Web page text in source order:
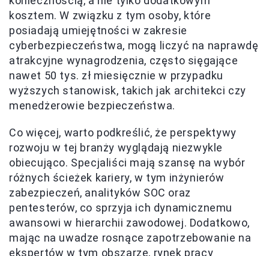
kosztem. W związku z tym osoby, które
posiadają umiejętności w zakresie
cyberbezpieczeństwa, mogą liczyć na naprawdę
atrakcyjne wynagrodzenia, często sięgające
nawet 50 tys. zł miesięcznie w przypadku
wyższych stanowisk, takich jak architekci czy
menedżerowie bezpieczeństwa.
Co więcej, warto podkreślić, że perspektywy
rozwoju w tej branży wyglądają niezwykle
obiecująco. Specjaliści mają szansę na wybór
różnych ścieżek kariery, w tym inżynierów
zabezpieczeń, analityków SOC oraz
pentesterów, co sprzyja ich dynamicznemu
awansowi w hierarchii zawodowej. Dodatkowo,
mając na uwadze rosnące zapotrzebowanie na
ekspertów w tym obszarze, rynek pracy